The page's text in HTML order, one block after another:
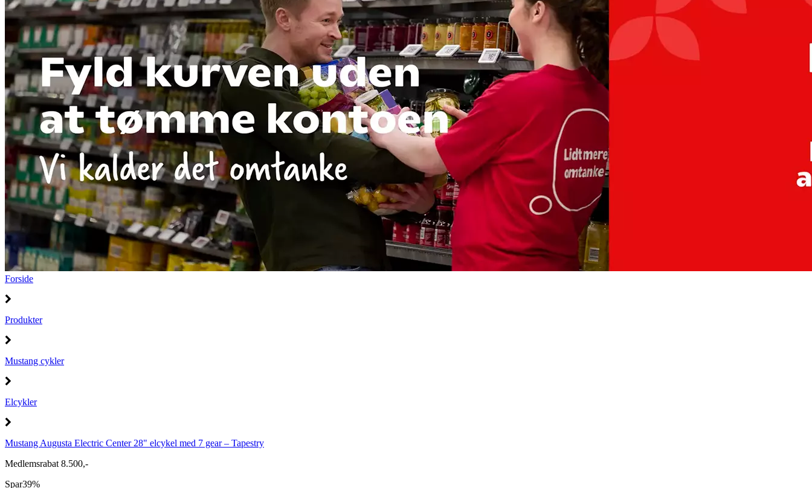
Forside
Produkter
Mustang cykler
Elcykler
Mustang Augusta Electric Center 28" elcykel med 7 gear – Tapestry
Medlemsrabat 8.500,-
Spar39%